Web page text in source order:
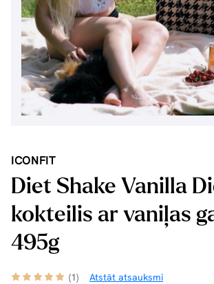
ICONFIT
Diet Shake Vanilla
kokteilis ar vaniļas
495g
(1) Atstāt atsauksmi